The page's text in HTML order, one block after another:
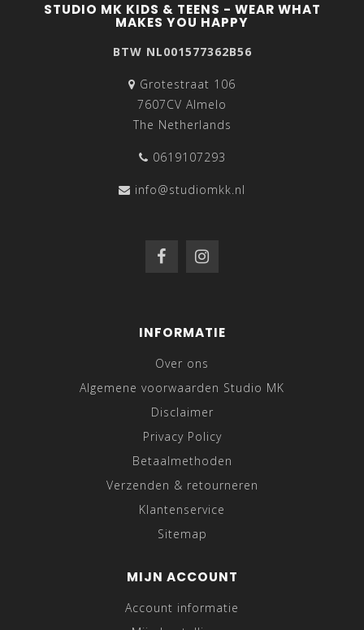
STUDIO MK KIDS & TEENS - WEAR WHAT
MAKES YOU HAPPY
BTW NL001577362B56
Grotestraat 106
7607CV Almelo
The Netherlands
0619107293
info@studiomkk.nl
INFORMATIE
Over ons
Algemene voorwaarden Studio MK
Disclaimer
Privacy Policy
Betaalmethoden
Verzenden & retourneren
Klantenservice
Sitemap
MIJN ACCOUNT
Account informatie